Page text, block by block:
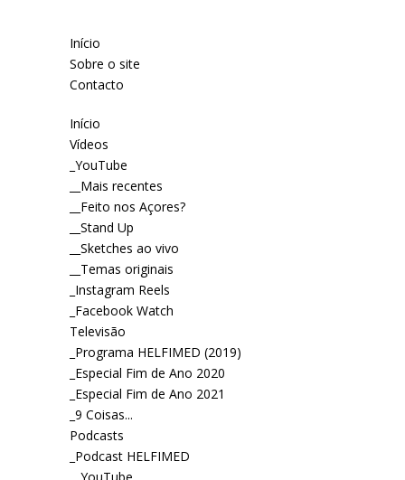
Início
Sobre o site
Contacto
Início
Vídeos
_YouTube
__Mais recentes
__Feito nos Açores?
__Stand Up
__Sketches ao vivo
__Temas originais
_Instagram Reels
_Facebook Watch
Televisão
_Programa HELFIMED (2019)
_Especial Fim de Ano 2020
_Especial Fim de Ano 2021
_9 Coisas...
Podcasts
_Podcast HELFIMED